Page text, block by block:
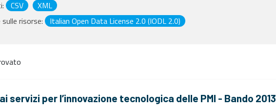
CSV
XML
sulle risorse:
Italian Open Data License 2.0 (IODL 2.0)
servizi per l’innovazione tecnologica delle PMI - Bando 2013